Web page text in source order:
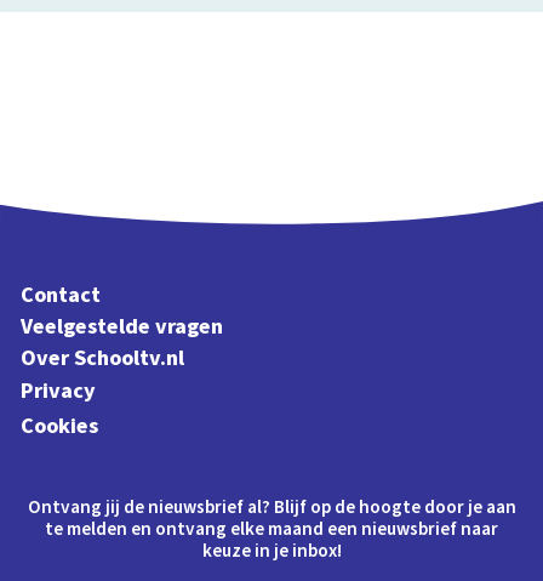
Contact
Veelgestelde vragen
Over Schooltv.nl
Privacy
Cookies
Ontvang jij de nieuwsbrief al? Blijf op de hoogte door je aan
te melden en ontvang elke maand een nieuwsbrief naar
keuze in je inbox!